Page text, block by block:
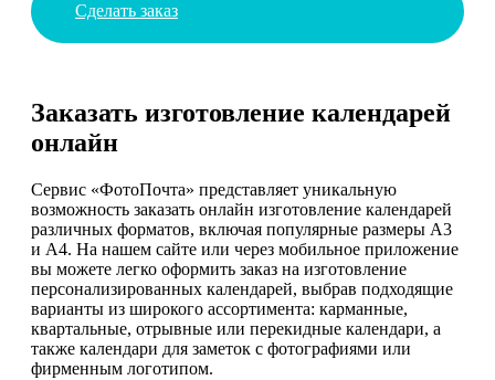
Сделать заказ
Заказать изготовление календарей
онлайн
Сервис «ФотоПочта» представляет уникальную
возможность заказать онлайн изготовление календарей
различных форматов, включая популярные размеры А3
и А4. На нашем сайте или через мобильное приложение
вы можете легко оформить заказ на изготовление
персонализированных календарей, выбрав подходящие
варианты из широкого ассортимента: карманные,
квартальные, отрывные или перекидные календари, а
также календари для заметок с фотографиями или
фирменным логотипом.